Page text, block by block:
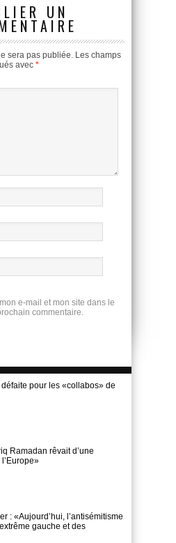
UN
sera pas publiée. Les champs
avec *
e-mail et mon site dans le
commentaire.
pour les «collabos» de
Ramadan rêvait d’une
: «Aujourd’hui, l’antisémitisme
gauche et des